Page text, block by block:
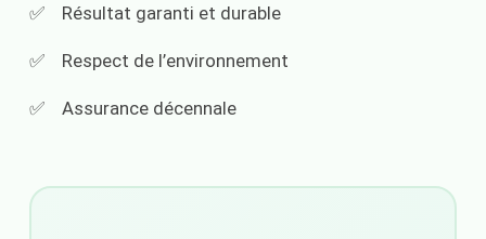
Résultat garanti et durable
Respect de l’environnement
Assurance décennale